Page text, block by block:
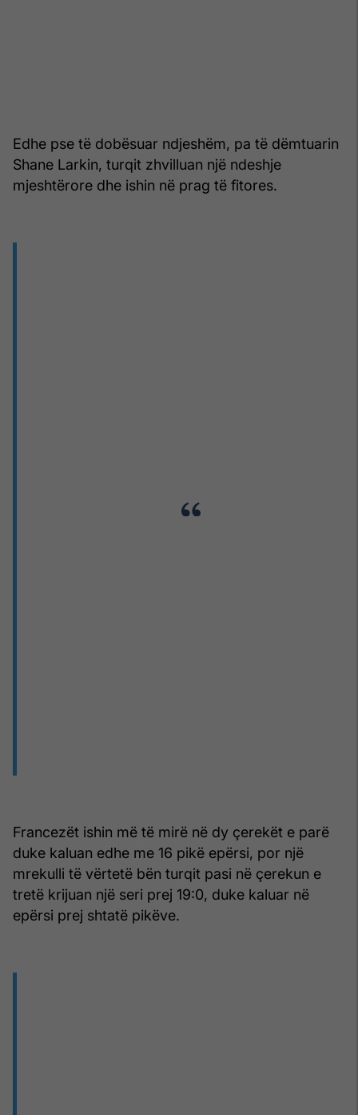
Edhe pse të dobësuar ndjeshëm, pa të dëmtuarin
Shane Larkin, turqit zhvilluan një ndeshje
mjeshtërore dhe ishin në prag të fitores.
Francezët ishin më të mirë në dy çerekët e parë
duke kaluan edhe me 16 pikë epërsi, por një
mrekulli të vërtetë bën turqit pasi në çerekun e
tretë krijuan një seri prej 19:0, duke kaluar në
epërsi prej shtatë pikëve.